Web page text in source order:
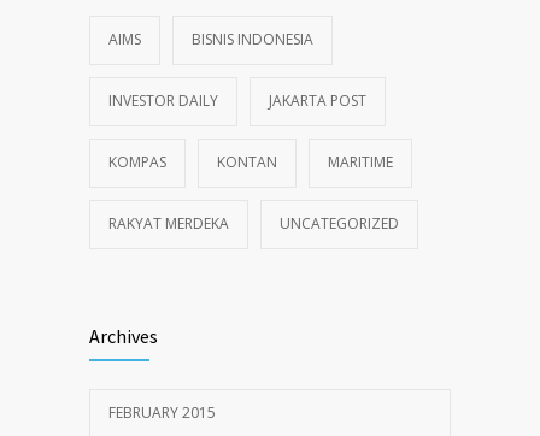
AIMS BISNIS INDONESIA
INVESTOR DAILY JAKARTA POST
KOMPAS KONTAN MARITIME
RAKYAT MERDEKA UNCATEGORIZED
Archives
FEBRUARY 2015